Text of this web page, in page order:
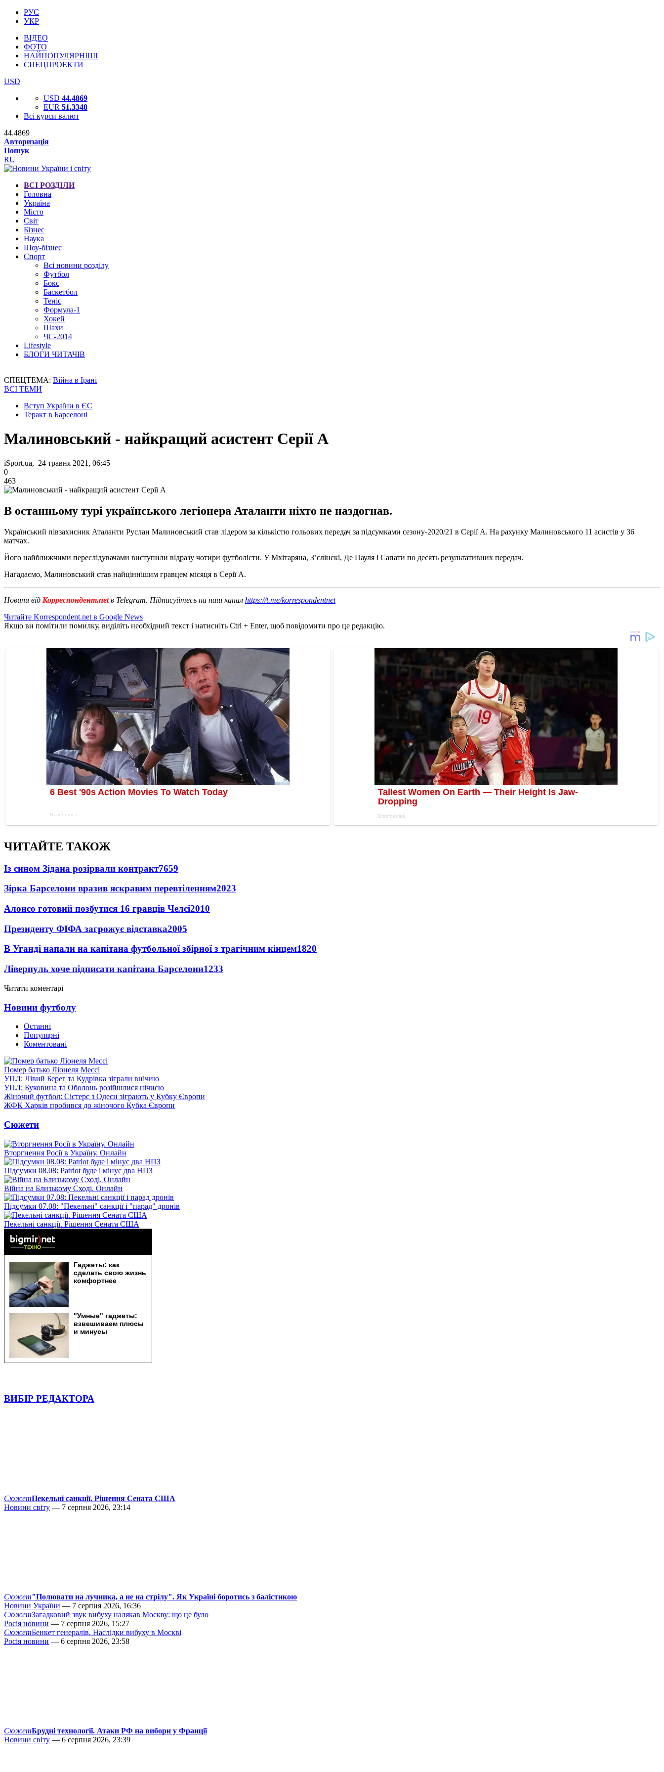
РУС
УКР
ВІДЕО
ФОТО
НАЙПОПУЛЯРНІШІ
СПЕЦПРОЕКТИ
USD
USD 44.4869
EUR 51.3348
Всі курси валют
44.4869
Авторизація
Пошук
RU
ВСІ РОЗДІЛИ
Головна
Україна
Місто
Світ
Бізнес
Наука
Шоу-бізнес
Спорт
Всі новини розділу
Футбол
Бокс
Баскетбол
Теніс
Формула-1
Хокей
Шахи
ЧС-2014
Lifestyle
БЛОГИ ЧИТАЧІВ
СПЕЦТЕМА: Війна в Ірані
ВСІ ТЕМИ
Вступ України в ЄС
Теракт в Барселоні
Малиновський - найкращий асистент Серії А
iSport.ua, 24 травня 2021, 06:45
0
463
В останньому турі українського легіонера Аталанти ніхто не наздогнав.
Український півзахисник Аталанти Руслан Малиновський став лідером за кількістю гольових передач за підсумками сезону-2020/21 в Серії А. На рахунку Малиновського 11 асистів у 36
матчах.
Його найближчими переслідувачами виступили відразу чотири футболісти. У Мхітаряна, З’єлінскі, Де Пауля і Сапати по десять результативних передач.
Нагадаємо, Малиновський став найціннішим гравцем місяця в Серії А.
Новини від Корреспондент.netв Telegram. Підписуйтесь на наш канал https://t.me/korrespondentnet
Читайте Korrespondent.net в Google News
Якщо ви помітили помилку, виділіть необхідний текст і натисніть Ctrl + Enter, щоб повідомити про це редакцію.
ЧИТАЙТЕ ТАКОЖ
Із сином Зідана розірвали контракт7659
Зірка Барселони вразив яскравим перевтіленням2023
Алонсо готовий позбутися 16 гравців Челсі2010
Президенту ФІФА загрожує відставка2005
В Уганді напали на капітана футбольної збірної з трагічним кінцем1820
Ліверпуль хоче підписати капітана Барселони1233
Читати коментарі
Новини футболу
Останні
Популярні
Коментовані
Помер батько Ліонеля Мессі
УПЛ: Лівий Берег та Кудрівка зіграли внічию
УПЛ: Буковина та Оболонь розійшлися нічиєю
Жіночий футбол: Сістерс з Одеси зіграють у Кубку Європи
ЖФК Харків пробився до жіночого Кубка Європи
Сюжети
Вторгнення Росії в Україну. Онлайн
Підсумки 08.08: Patriot буде і мінус два НПЗ
Війна на Близькому Сході. Онлайн
Підсумки 07.08: "Пекельні" санкції і "парад" дронів
Пекельні санкції. Рішення Сената США
ВИБІР РЕДАКТОРА
СюжетПекельні санкції. Рішення Сената США
Новини світу — 7 серпня 2026, 23:14
Сюжет"Полювати на лучника, а не на стрілу". Як Україні боротись з балістикою
Новини України — 7 серпня 2026, 16:36
СюжетЗагадковий звук вибуху налякав Москву: що це було
Росія новини — 7 серпня 2026, 15:27
СюжетБенкет генералів. Наслідки вибуху в Москві
Росія новини — 6 серпня 2026, 23:58
СюжетБрудні технології. Атаки РФ на вибори у Франції
Новини світу — 6 серпня 2026, 23:39